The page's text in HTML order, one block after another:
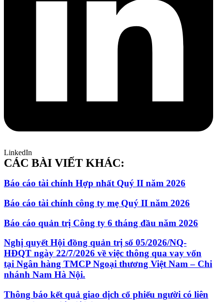
LinkedIn
CÁC BÀI VIẾT KHÁC:
Báo cáo tài chính Hợp nhất Quý II năm 2026
Báo cáo tài chính công ty mẹ Quý II năm 2026
Báo cáo quản trị Công ty 6 tháng đầu năm 2026
Nghị quyết Hội đồng quản trị số 05/2026/NQ-
HĐQT ngày 22/7/2026 về việc thông qua vay vốn
tại Ngân hàng TMCP Ngoại thương Việt Nam – Chi
nhánh Nam Hà Nội.
Thông báo kết quả giao dịch cổ phiếu người có liên